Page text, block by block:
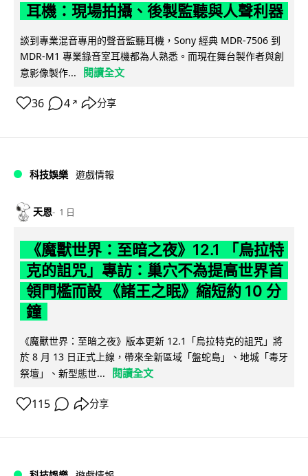
耳機：現場拍攝、後製監聽與人聲利器
談到專業混音專用的聲音監聽耳機，Sony 經典 MDR-7506 到
MDR-M1 專業錄音室耳機都為人熟悉。而現在舞台製作者與創
意影像製作...
閱讀全文
36 4 ↗ 分享
科技娛樂 遊戲情報
天恩 1 日
《魔獸世界：至暗之夜》12.1 「烏拉特
克的詛咒」專訪：巢穴不為提高世界首
領門檻而設 《諸王之眠》縮短約 10 分
鐘
《魔獸世界：至暗之夜》版本更新 12.1「烏拉特克的詛咒」將
於 8 月 13 日正式上線，帶來全新區域「盤蛇島」、地城「毒牙
祭壇」、新型態世...
閱讀全文
115 分享